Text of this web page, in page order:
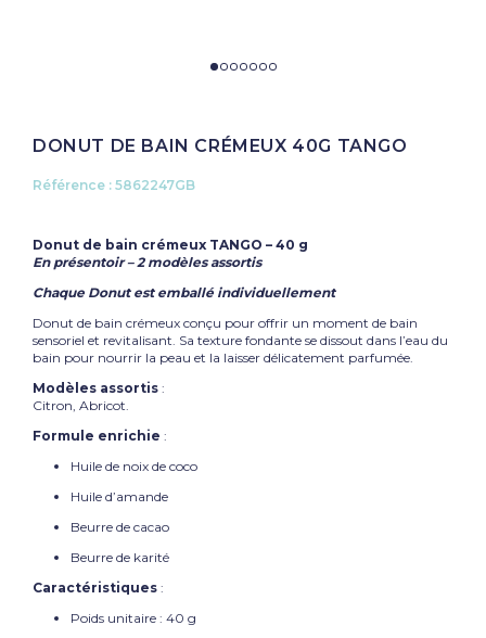
DONUT DE BAIN CRÉMEUX 40G TANGO
Référence : 5862247GB
Donut de bain crémeux TANGO – 40 g
En présentoir – 2 modèles assortis
Chaque Donut est emballé individuellement
Donut de bain crémeux conçu pour offrir un moment de bain
sensoriel et revitalisant. Sa texture fondante se dissout dans l’eau du
bain pour nourrir la peau et la laisser délicatement parfumée.
Modèles assortis :
Citron, Abricot.
Formule enrichie :
Huile de noix de coco
Huile d’amande
Beurre de cacao
Beurre de karité
Caractéristiques :
Poids unitaire : 40 g